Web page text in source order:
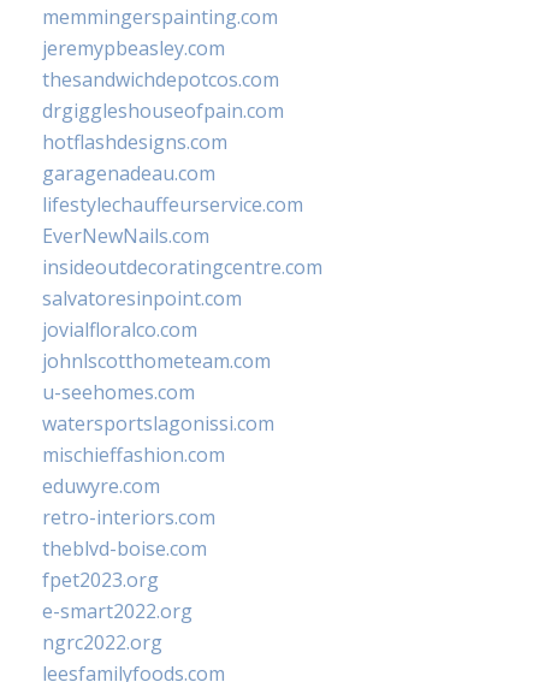
memmingerspainting.com
jeremypbeasley.com
thesandwichdepotcos.com
drgiggleshouseofpain.com
hotflashdesigns.com
garagenadeau.com
lifestylechauffeurservice.com
EverNewNails.com
insideoutdecoratingcentre.com
salvatoresinpoint.com
jovialfloralco.com
johnlscotthometeam.com
u-seehomes.com
watersportslagonissi.com
mischieffashion.com
eduwyre.com
retro-interiors.com
theblvd-boise.com
fpet2023.org
e-smart2022.org
ngrc2022.org
leesfamilyfoods.com